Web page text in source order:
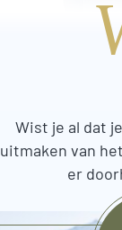
Wist je al dat
uitmaken van
er